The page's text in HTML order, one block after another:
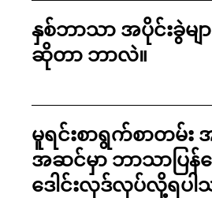
နှစ်ဘာသာ အပိုင်းခွဲမျာ
ဆိုတာ ဘာလဲ။
မူရင်းစာရွက်စာတမ်း
အဆင်မှာ ဘာသာပြ
ဒေါင်းလုဒ်လုပ်လို့ရပါ